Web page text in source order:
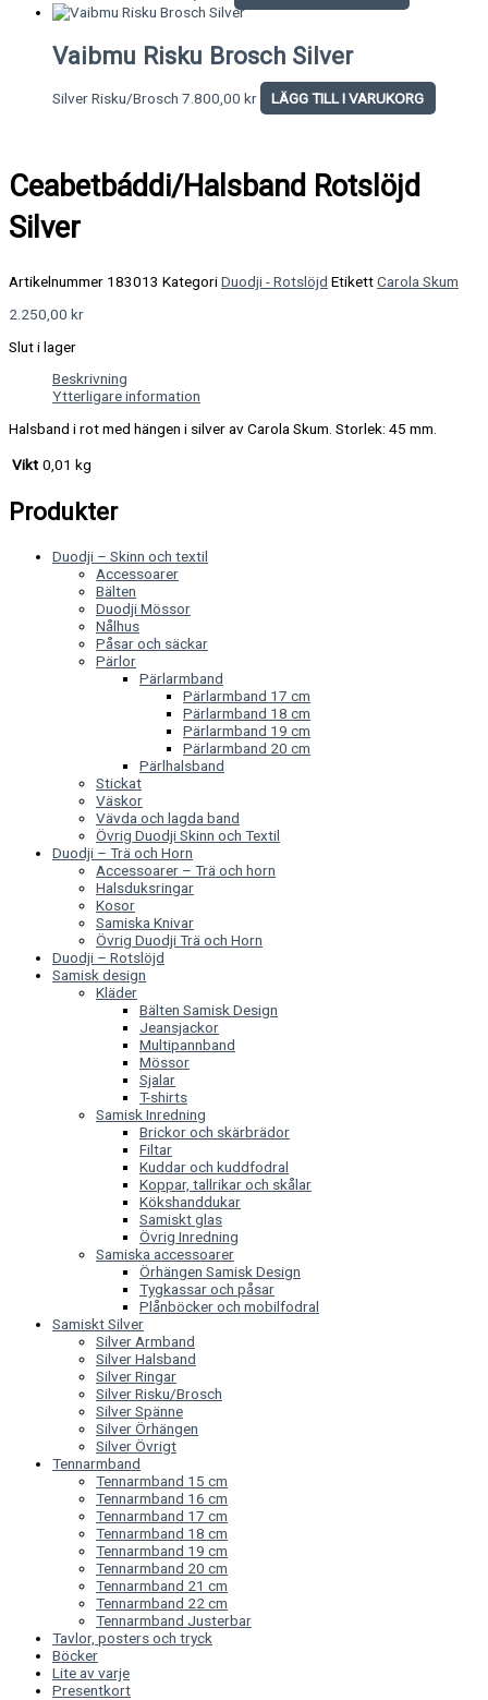
Vaibmu Risku Brosch Silver
Silver Risku/Brosch 7.800,00 kr LÄGG TILL I VARUKORG
Ceabetbáddi/Halsband Rotslöjd
Silver
Artikelnummer 183013 KategoriDuodji - Rotslöjd EtikettCarola Skum
2.250,00 kr
Slut i lager
Beskrivning
Ytterligare information
Halsband i rot med hängen i silver av Carola Skum. Storlek: 45 mm.
Vikt 0,01 kg
Produkter
Duodji – Skinn och textil
Accessoarer
Bälten
Duodji Mössor
Nålhus
Påsar och säckar
Pärlor
Pärlarmband
Pärlarmband 17 cm
Pärlarmband 18 cm
Pärlarmband 19 cm
Pärlarmband 20 cm
Pärlhalsband
Stickat
Väskor
Vävda och lagda band
Övrig Duodji Skinn och Textil
Duodji – Trä och Horn
Accessoarer – Trä och horn
Halsduksringar
Kosor
Samiska Knivar
Övrig Duodji Trä och Horn
Duodji – Rotslöjd
Samisk design
Kläder
Bälten Samisk Design
Jeansjackor
Multipannband
Mössor
Sjalar
T-shirts
Samisk Inredning
Brickor och skärbrädor
Filtar
Kuddar och kuddfodral
Koppar, tallrikar och skålar
Kökshanddukar
Samiskt glas
Övrig Inredning
Samiska accessoarer
Örhängen Samisk Design
Tygkassar och påsar
Plånböcker och mobilfodral
Samiskt Silver
Silver Armband
Silver Halsband
Silver Ringar
Silver Risku/Brosch
Silver Spänne
Silver Örhängen
Silver Övrigt
Tennarmband
Tennarmband 15 cm
Tennarmband 16 cm
Tennarmband 17 cm
Tennarmband 18 cm
Tennarmband 19 cm
Tennarmband 20 cm
Tennarmband 21 cm
Tennarmband 22 cm
Tennarmband Justerbar
Tavlor, posters och tryck
Böcker
Lite av varje
Presentkort